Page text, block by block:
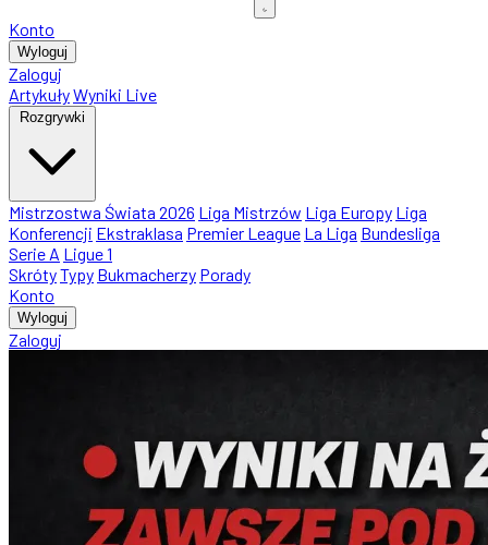
Konto
Wyloguj
Zaloguj
ArtykułyWyniki Live
Rozgrywki
Mistrzostwa Świata 2026 Liga Mistrzów Liga Europy Liga
Konferencji Ekstraklasa Premier League La Liga Bundesliga
Serie A Ligue 1
SkrótyTypy Bukmacherzy Porady
Konto
Wyloguj
Zaloguj